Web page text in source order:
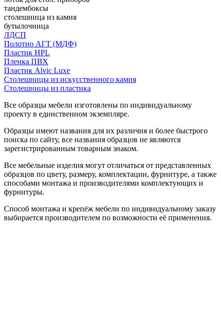
тандембоксы
столешница из камня
бутылочница
ЛДСП
Полотно АГТ (МДФ)
Пластик HPL
Пленка ПВХ
Пластик Alvic Luxe
Столешницы из искусственного камня
Столешницы из пластика
Все образцы мебели изготовлены по индивидуальному
проекту в единственном экземпляре.
Образцы имеют названия для их различия и более быстрого
поиска по сайту, все названия образцов не являются
зарегистрированным товарным знаком.
Все мебельные изделия могут отличаться от представленных
образцов по цвету, размеру, комплектации, фурнитуре, а также
способами монтажа и производителями комплектующих и
фурнитуры.
Способ монтажа и крепёж мебели по индивидуальному заказу
выбирается производителем по возможности её применения.